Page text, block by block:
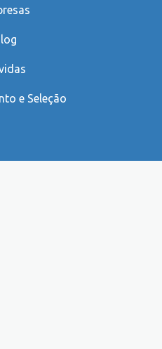
e Seleção